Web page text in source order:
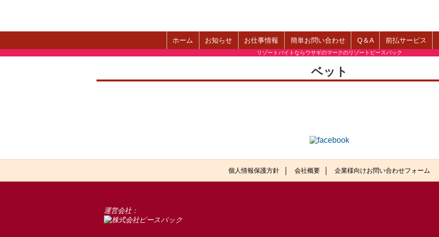
ホーム お知らせ お仕事情報 簡単お問い合わせ Q＆A 前払サービス
リゾートバイトならウサギのマークのリゾートピースパック
ベット
個人情報保護方針 会社概要 企業様向けお問い合わせフォーム
運営会社：